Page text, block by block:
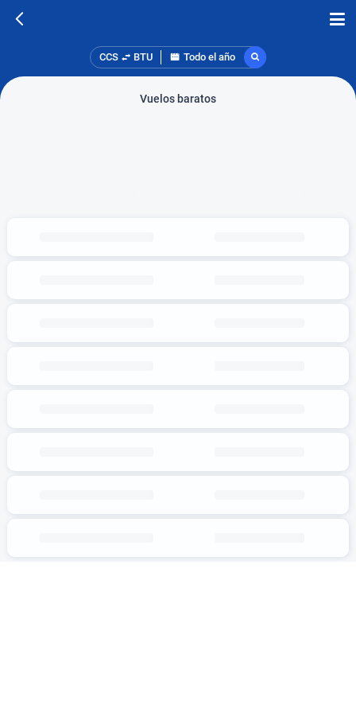
CCS BTU Todo el año
Vuelos baratos